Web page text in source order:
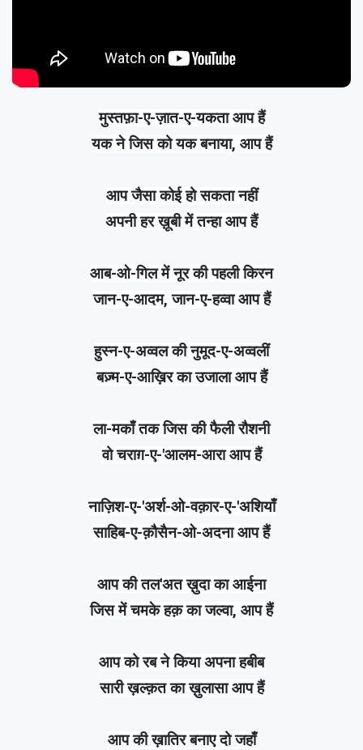
मुस्तफ़ा-ए-ज़ात-ए-यकता आप हैं
यक ने जिस को यक बनाया, आप हैं
आप जैसा कोई हो सकता नहीं
अपनी हर ख़ूबी में तन्हा आप हैं
आब-ओ-गिल में नूर की पहली किरन
जान-ए-आदम, जान-ए-हव्वा आप हैं
हुस्न-ए-अव्वल की नुमूद-ए-अव्वलीं
बज़्म-ए-आख़िर का उजाला आप हैं
ला-मकाँ तक जिस की फैली रौशनी
वो चराग़-ए-'आलम-आरा आप हैं
नाज़िश-ए-'अर्श-ओ-वक़ार-ए-'अशियाँ
साहिब-ए-क़ौसैन-ओ-अदना आप हैं
आप की तल'अत ख़ुदा का आईना
जिस में चमके हक़ का जल्वा, आप हैं
आप को रब ने किया अपना हबीब
सारी ख़ल्क़त का ख़ुलासा आप हैं
आप की ख़ातिर बनाए दो जहाँ